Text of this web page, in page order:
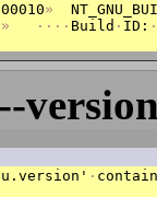
»
» · · · · Build · ID: ·
·